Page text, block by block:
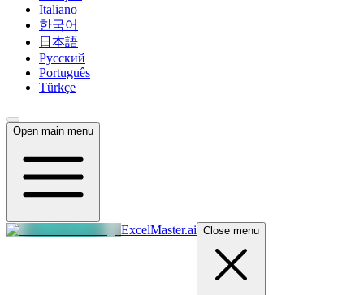
Italiano
한국어
日本語
Русский
Português
Türkçe
Open main menu
ExcelMaster.ai Close menu